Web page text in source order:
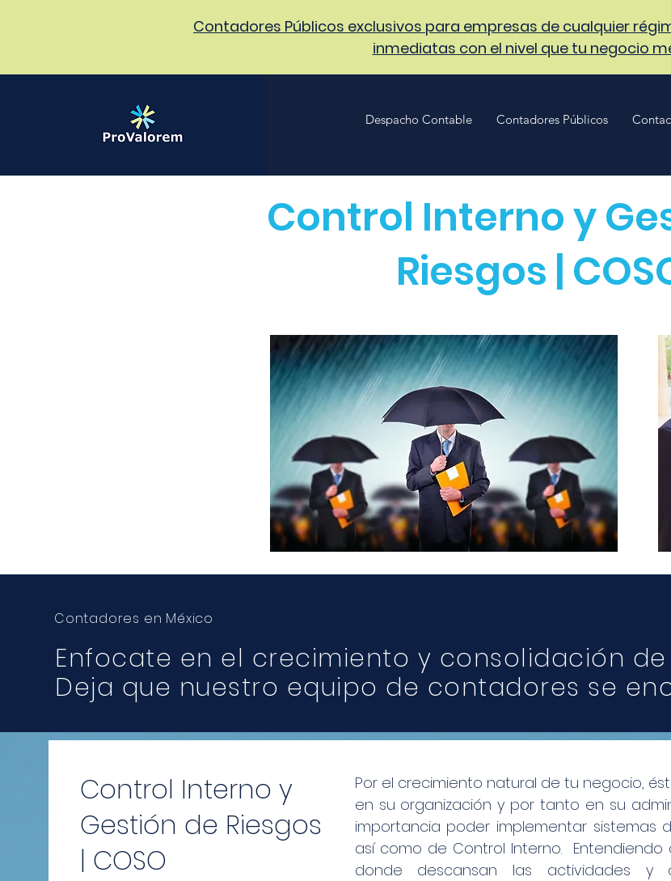
Contadores Públicos exclusivos para empresas de cualquier
inmediatas con el nivel que tu negocio
Despacho Contable Contadores Públicos
Control Interno y
Riesgos |
Contadores en México
Enfocate en el crecimiento y consolidación de
Deja que nuestro equipo de contadores se
Control Interno y
Gestión de Riesgos
| COSO
​Por el crecimiento natural de tu negocio,
en su organización y por tanto en su
importancia poder implementar sistemas
así como de Control Interno.
donde descansan las actividades y